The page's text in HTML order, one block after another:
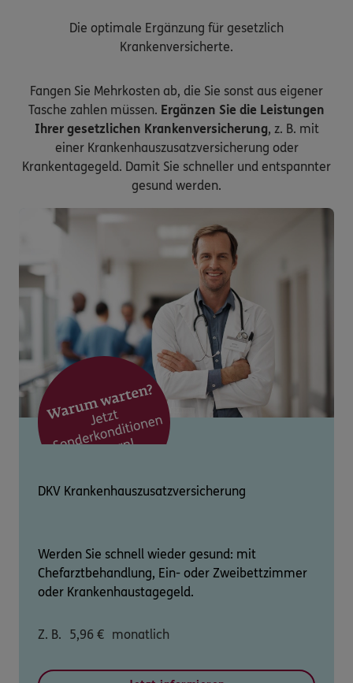
Die optimale Ergänzung für gesetzlich
Krankenversicherte.
Fangen Sie Mehrkosten ab, die Sie sonst aus eigener
Tasche zahlen müssen. Ergänzen Sie die Leistungen
Ihrer gesetzlichen Krankenversicherung, z. B. mit
einer Krankenhauszusatzversicherung oder
Krankentagegeld. Damit Sie schneller und entspannter
gesund werden.
DKV Krankenhauszusatzversicherung
Werden Sie schnell wieder gesund: mit
Chefarztbehandlung, Ein- oder Zweibettzimmer
oder Krankenhaustagegeld.
Z. B. 5,96 € monatlich